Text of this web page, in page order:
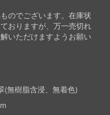
のでございます。在庫状
おりますが、万一売切れ
いただけますようお願い
(無樹脂含浸、無着色)